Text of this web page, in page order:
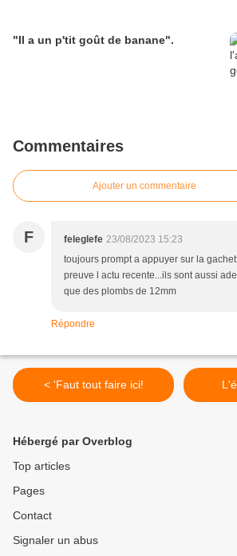
"Il a un p'tit goût de banane".
Commentaires
Ajouter un commentaire
F feleglefe 23/08/2023 15:23
toujours prompt a appuyer sur la
preuve l actu recente...ils sont aussi
que des plombs de 12mm
Répondre
< 'Faut tout faire ici!
Hébergé par Overblog
Top articles
Pages
Contact
Signaler un abus